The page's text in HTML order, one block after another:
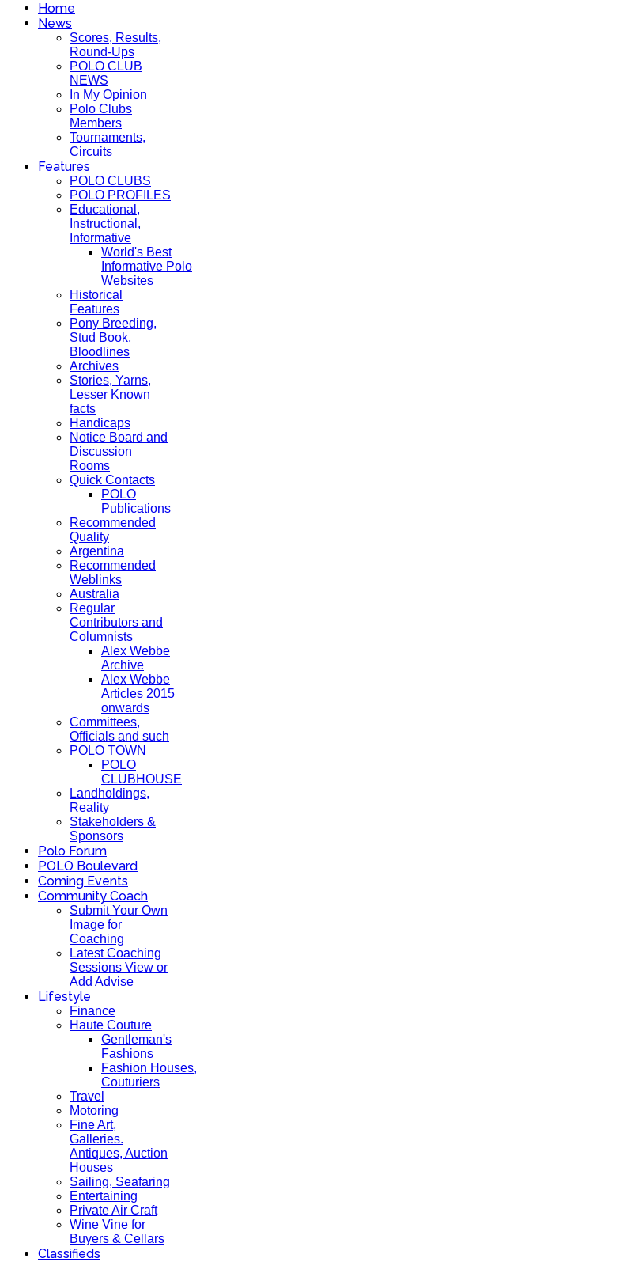
Home
News
Scores, Results,
Round-Ups
POLO CLUB
NEWS
In My Opinion
Polo Clubs
Members
Tournaments,
Circuits
Features
POLO CLUBS
POLO PROFILES
Educational,
Instructional,
Informative
World's Best
Informative Polo
Websites
Historical
Features
Pony Breeding,
Stud Book,
Bloodlines
Archives
Stories, Yarns,
Lesser Known
facts
Handicaps
Notice Board and
Discussion
Rooms
Quick Contacts
POLO
Publications
Recommended
Quality
Argentina
Recommended
Weblinks
Australia
Regular
Contributors and
Columnists
Alex Webbe
Archive
Alex Webbe
Articles 2015
onwards
Committees,
Officials and such
POLO TOWN
POLO
CLUBHOUSE
Landholdings,
Reality
Stakeholders &
Sponsors
Polo Forum
POLO Boulevard
Coming Events
Community Coach
Submit Your Own
Image for
Coaching
Latest Coaching
Sessions View or
Add Advise
Lifestyle
Finance
Haute Couture
Gentleman's
Fashions
Fashion Houses,
Couturiers
Travel
Motoring
Fine Art,
Galleries.
Antiques, Auction
Houses
Sailing, Seafaring
Entertaining
Private Air Craft
Wine Vine for
Buyers & Cellars
Classifieds